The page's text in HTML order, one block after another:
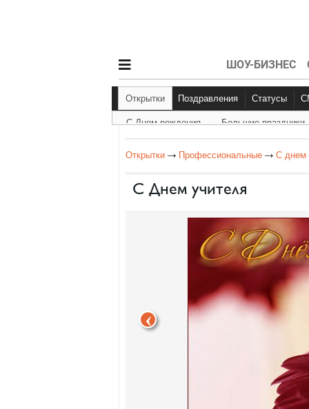
ШОУ-БИЗНЕС
Открытки Поздравления
С Днем рождения
Статусы
Другое
С Днем рождения Большие праздники
Открытки Профессиональные С днем
С Днем учителя